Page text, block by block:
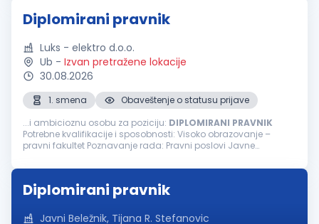
Diplomirani pravnik
Luks - elektro d.o.o.
Ub - Izvan pretražene lokacije
30.08.2026
1. smena
Obaveštenje o statusu prijave
...i ambicioznu osobu za poziciju: DIPLOMIRANI PRAVNIK
Potrebne kvalifikacije i sposobnosti: Visoko obrazovanje –
pravni fakultet Poznavanje rada: Pravni poslovi Javne
dokumentacije za notara... Iskustvo...
Diplomirani pravnik
Javni Beležnik, Tijana R. Stefanovic